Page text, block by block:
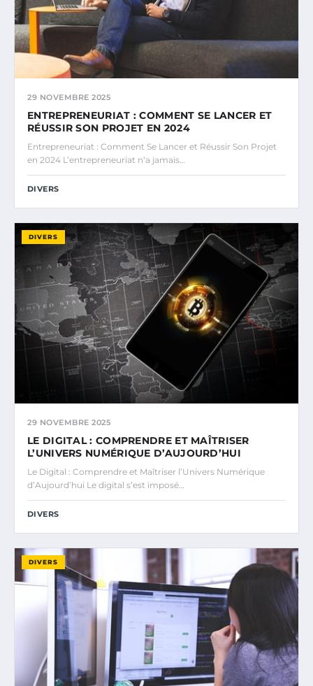
29 NOVEMBRE 2025
ENTREPRENEURIAT : COMMENT SE LANCER ET
RÉUSSIR SON PROJET EN 2024
Entrepreneuriat : Comment Se Lancer et Réussir Son Projet
en 2024 L’entrepreneuriat n’a jamais…
DIVERS
DIVERS
29 NOVEMBRE 2025
LE DIGITAL : COMPRENDRE ET MAÎTRISER
L’UNIVERS NUMÉRIQUE D’AUJOURD’HUI
Le Digital : Comprendre et Maîtriser l’Univers Numérique
d’Aujourd’hui Le digital s’est imposé…
DIVERS
DIVERS